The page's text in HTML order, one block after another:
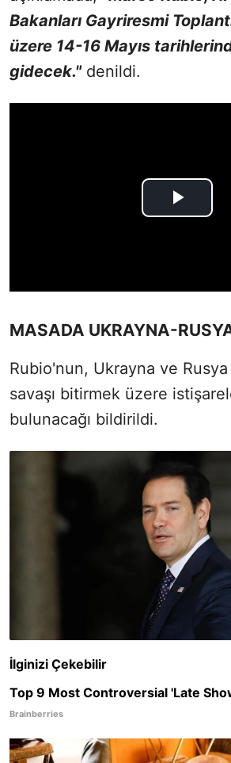
Bakanları Gayriresmi
üzere 14-16 Mayıs
gidecek."denildi.
MASADA UKRAYNA-
Rubio'nun, Ukrayna ve Rusya
savaşı bitirmek üzere
bulunacağı bildirildi.